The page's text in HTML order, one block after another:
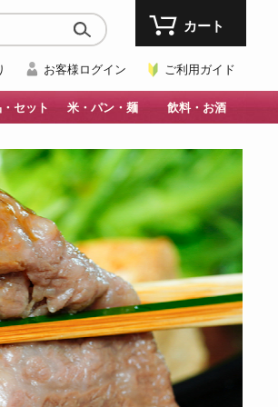
お客様ログイン ご利用ガイド
カート
セット 米・パン・麺 飲料・お酒